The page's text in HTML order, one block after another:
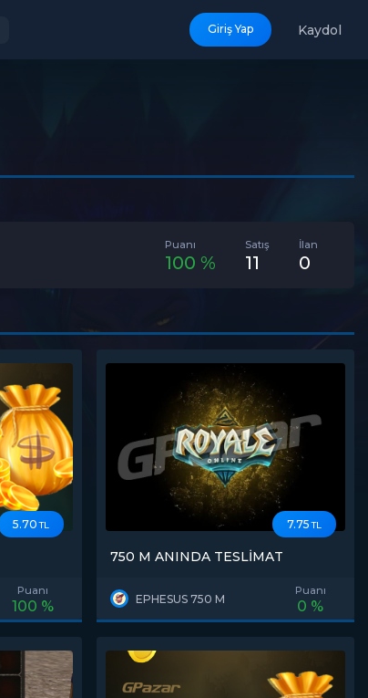
Giriş Yap Kaydol
Puanı
100 %
Satış
11
İlan
0
5.70 TL
Puanı
100 %
7.75 TL
750 M ANINDA TESLİMAT
EPHESUS 750 M
Puanı
0 %